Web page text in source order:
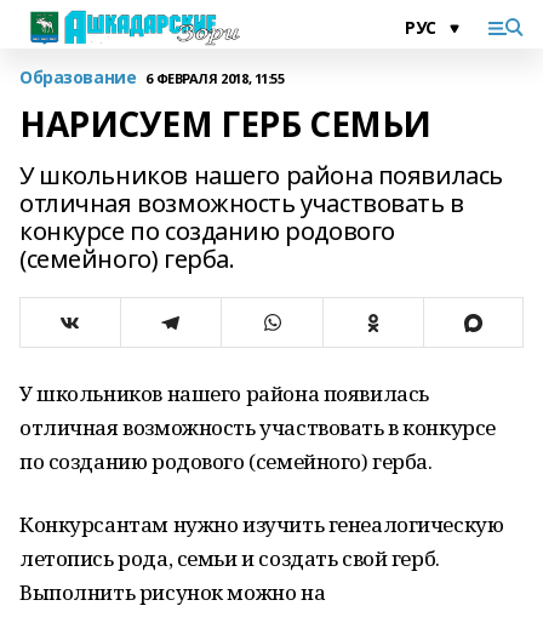
Образование 6 ФЕВРАЛЯ 2018, 11:55
НАРИСУЕМ ГЕРБ СЕМЬИ
У школьников нашего района появилась
отличная возможность участвовать в
конкурсе по созданию родового
(семейного) герба.
У школьников нашего района появилась
отличная возможность участвовать в конкурсе
по созданию родового (семейного) герба.
Конкурсантам нужно изучить генеалогическую
летопись рода, семьи и создать свой герб.
Выполнить рисунок можно на